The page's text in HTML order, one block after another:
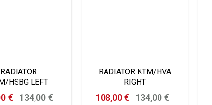
RADIATOR
HSBG LEFT
€ 134,00 €
RADIATOR KTM/HVA
RIGHT
108,00 € 134,00 €